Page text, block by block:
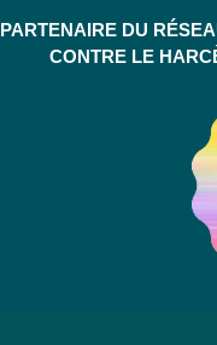
DU
CONTRE LE